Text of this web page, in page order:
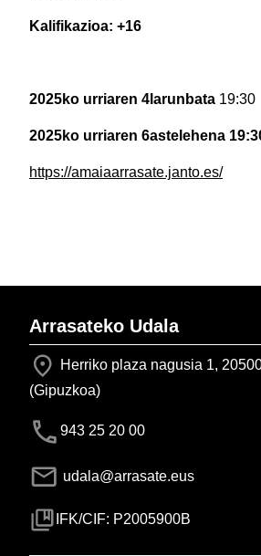
Kalifikazioa: +16
2025ko urriaren 4larunbata 19:30
2025ko urriaren 6astelehena
https://amaiaarrasate.janto.es/
Arrasateko Udala
Herriko plaza nagusia 1,
(Gipuzkoa)
943 25 20 00
udala@arrasate.eus
IFK/CIF: P2005900B